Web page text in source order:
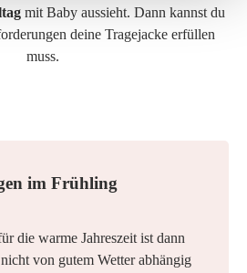
mit Baby aussieht. Dann kannst du
deine Tragejacke erfüllen
muss.
im Frühling
die warme Jahreszeit ist dann
von gutem Wetter abhängig